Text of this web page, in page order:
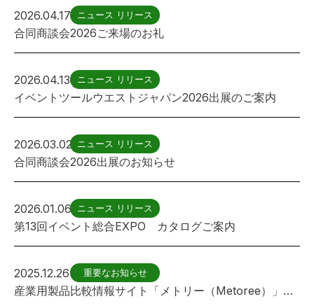
2026.04.17 ニュース リリース
合同商談会2026ご来場のお礼
2026.04.13 ニュース リリース
イベントツールウエストジャパン2026出展のご案内
2026.03.02 ニュース リリース
合同商談会2026出展のお知らせ
2026.01.06 ニュース リリース
第13回イベント総合EXPO カタログご案内
2025.12.26 重要なお知らせ
産業用製品比較情報サイト「メトリー（Metoree）」に フェンス(遊具用)が紹介されました。